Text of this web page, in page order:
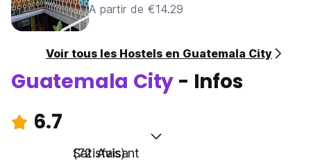
A partir de €14.29
Voir tous les Hostels en Guatemala City
Guatemala City - Infos
6.7
Satisfaisant
(72 Avis)